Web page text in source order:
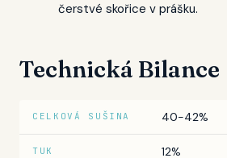
čerstvé skořice v prášku.
Technická Bilance
CELKOVÁ SUŠINA 40-42%
TUK 12%